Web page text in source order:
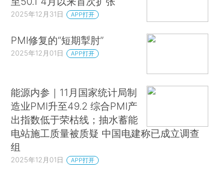
2025年12月31日 APP打开
PMI修复的“短期掣肘”
2025年12月01日 APP打开
能源内参｜11月国家统计局制
造业PMI升至49.2 综合PMI产
出指数低于荣枯线；抽水蓄能
电站施工质量被质疑 中国电建称已成立调查
组
2025年12月01日 APP打开